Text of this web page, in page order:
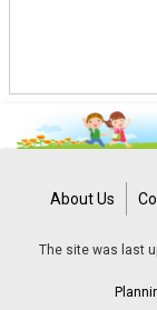
About Us
The site was last